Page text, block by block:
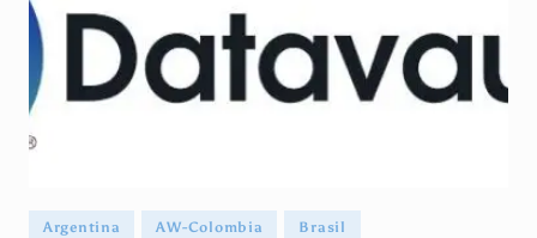
Publicado
Argentina AW-Colombia Brasil